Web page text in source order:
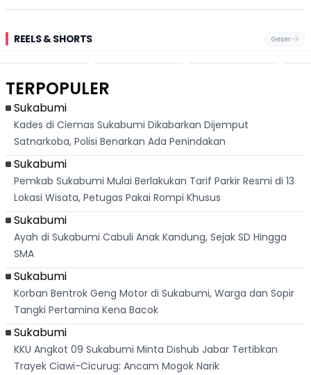
REELS & SHORTS Geser
Pantai
Dari
Palabuhanratu
TERPOPULER
Sukabumi
Kades di Ciemas Sukabumi Dikabarkan Dijemput
Satnarkoba, Polisi Benarkan Ada Penindakan
Sukabumi
Pemkab Sukabumi Mulai Berlakukan Tarif Parkir Resmi di 13
Lokasi Wisata, Petugas Pakai Rompi Khusus
Sukabumi
Ayah di Sukabumi Cabuli Anak Kandung, Sejak SD Hingga
SMA
Sukabumi
Korban Bentrok Geng Motor di Sukabumi, Warga dan Sopir
Tangki Pertamina Kena Bacok
Sukabumi
KKU Angkot 09 Sukabumi Minta Dishub Jabar Tertibkan
Trayek Ciawi-Cicurug: Ancam Mogok Narik